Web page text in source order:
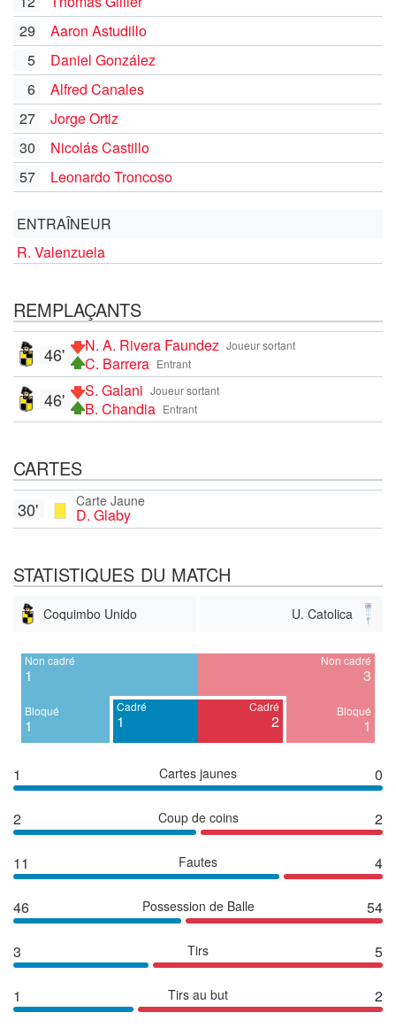
29
Aaron Astudillo
5
Daniel González
6
Alfred Canales
27
Jorge Ortiz
30
Nicolás Castillo
57
Leonardo Troncoso
ENTRAÎNEUR
R. Valenzuela
REMPLAÇANTS
Joueur sortant
N. A. Rivera Faundez
Entrant
C. Barrera
46'
Joueur sortant
S. Galani
Entrant
B. Chandia
46'
CARTES
Carte Jaune
D. Glaby
30'
STATISTIQUES DU MATCH
Coquimbo Unido U. Catolica
Non cadré
1
Bloqué
1
Cadré
1
Cadré
2
Non cadré
3
Bloqué
1
1 Cartes jaunes 0
2 Coup de coins 2
11 Fautes 4
46 Possession de Balle 54
3 Tirs 5
1 Tirs au but 2